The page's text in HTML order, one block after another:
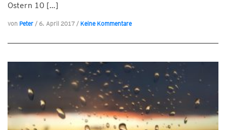
Ostern 10 […]
von Peter / 6. April 2017 / Keine Kommentare